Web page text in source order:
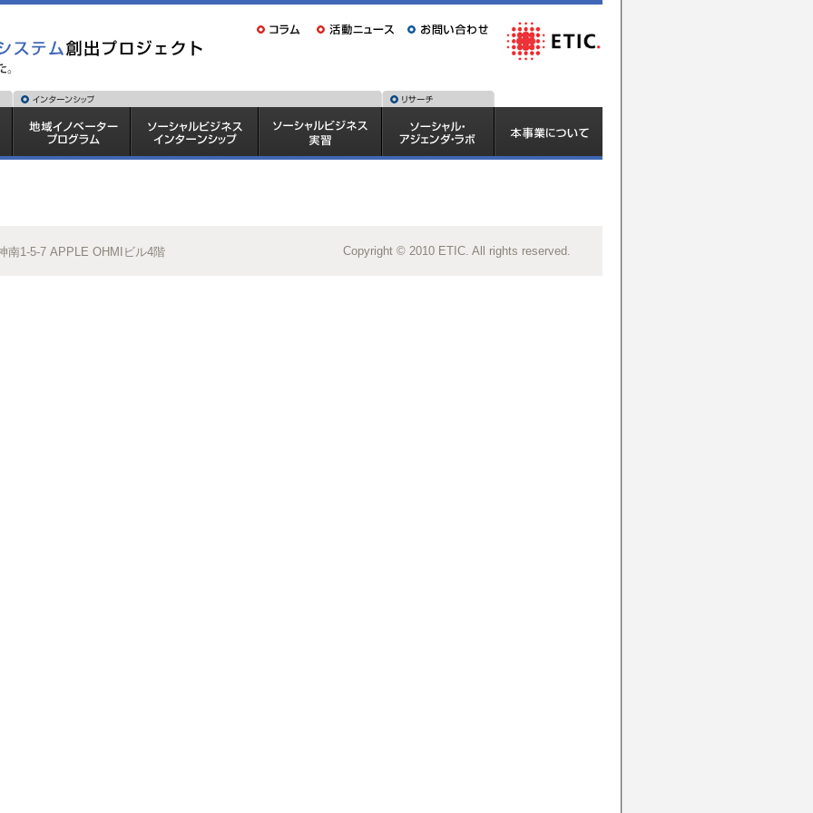
南1-5-7 APPLE OHMIビル4階 Copyright © 2010 ETIC. All rights reserved.